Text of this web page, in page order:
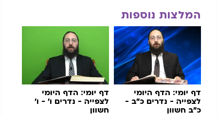
המלצות נוספות
דף יומי: הדף היומי
לצפייה - נדרים כ"ב -
כ"ב חשוון
דף יומי: הדף היומי
לצפייה - נדרים ו' - ו'
חשוון